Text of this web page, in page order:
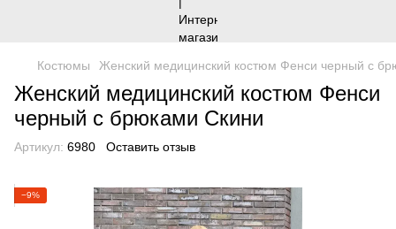
Костюмы Женский медицинский костюм Фенси черный с
Женский медицинский костюм Фенси
черный с брюками Скини
Артикул: 6980 Оставить отзыв
−9%